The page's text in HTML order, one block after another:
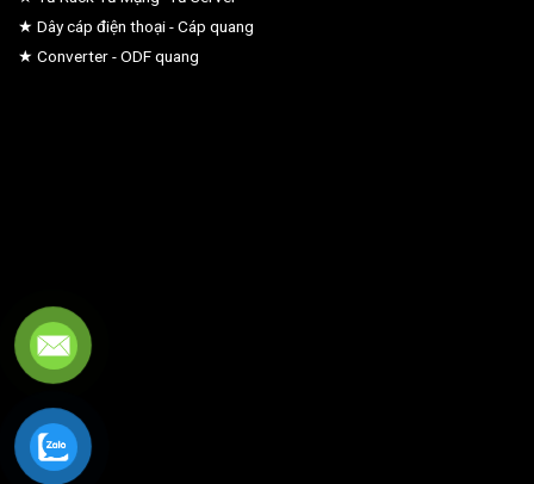
★ Dây cáp điện thoại - Cáp quang
★ Converter - ODF quang